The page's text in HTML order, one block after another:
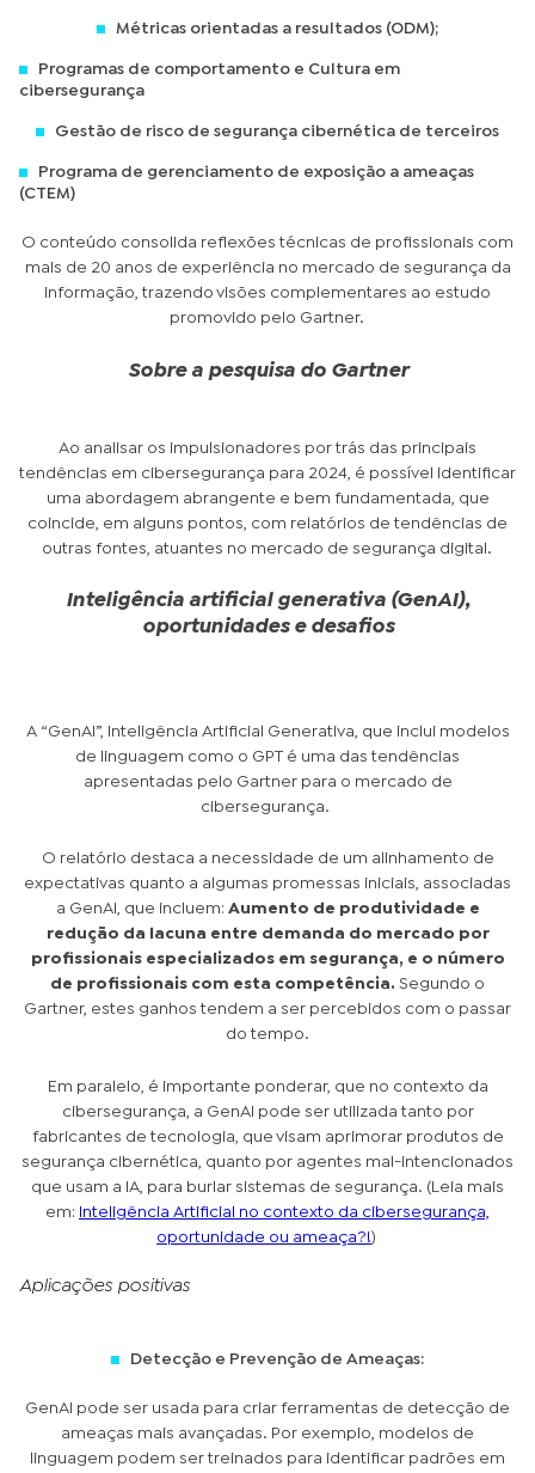
Métricas orientadas a resultados (ODM);
Programas de comportamento e Cultura em
cibersegurança
Gestão de risco de segurança cibernética de terceiros
Programa de gerenciamento de exposição a ameaças
(CTEM)
O conteúdo consolida reflexões técnicas de profissionais com
mais de 20 anos de experiência no mercado de segurança da
informação, trazendo visões complementares ao estudo
promovido pelo Gartner.
Sobre a pesquisa do Gartner
Ao analisar os impulsionadores por trás das principais
tendências em cibersegurança para 2024, é possível identificar
uma abordagem abrangente e bem fundamentada, que
coincide, em alguns pontos, com relatórios de tendências de
outras fontes, atuantes no mercado de segurança digital.
Inteligência artificial generativa (GenAI),
oportunidades e desafios
A “GenAI”, Inteligência Artificial Generativa, que inclui modelos
de linguagem como o GPT é uma das tendências
apresentadas pelo Gartner para o mercado de
cibersegurança.
O relatório destaca a necessidade de um alinhamento de
expectativas quanto a algumas promessas iniciais, associadas
a GenAI, que incluem: Aumento de produtividade e
redução da lacuna entre demanda do mercado por
profissionais especializados em segurança, e o número
de profissionais com esta competência. Segundo o
Gartner, estes ganhos tendem a ser percebidos com o passar
do tempo.
Em paralelo, é importante ponderar, que no contexto da
cibersegurança, a GenAI pode ser utilizada tanto por
fabricantes de tecnologia, que visam aprimorar produtos de
segurança cibernética, quanto por agentes mal-intencionados
que usam a IA, para burlar sistemas de segurança. (Leia mais
em:
Inteligência Artificial no contexto da cibersegurança,
oportunidade ou ameaça?!)
Aplicações positivas
Detecção e Prevenção de Ameaças:
GenAI pode ser usada para criar ferramentas de detecção de
ameaças mais avançadas. Por exemplo, modelos de
linguagem podem ser treinados para identificar padrões em